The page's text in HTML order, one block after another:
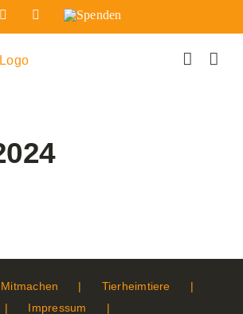
FacebookInstagram
Spenden
Mitmachen
Tierheimtiere
Impressum